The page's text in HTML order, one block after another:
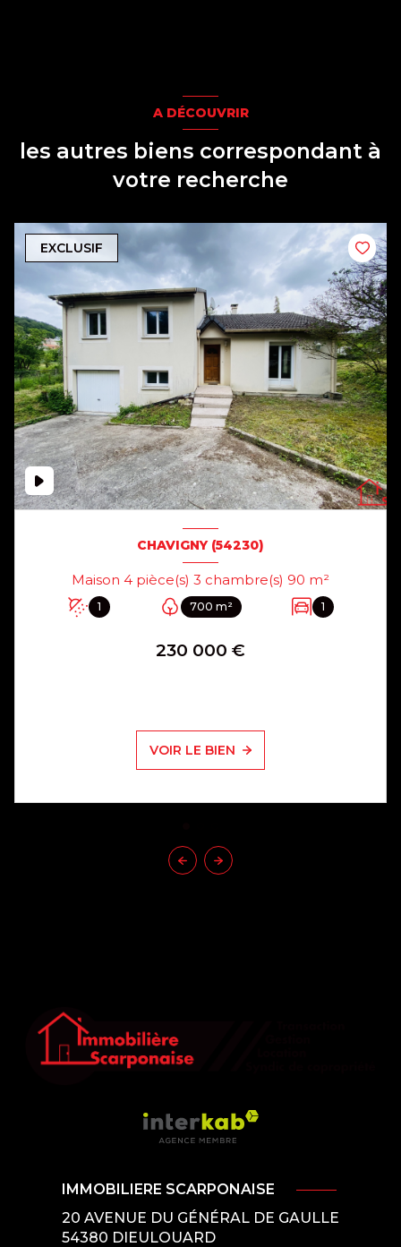
A DÉCOUVRIR
les autres biens correspondant à
votre recherche
EXCLUSIF
CHAVIGNY (54230)
Maison 4 pièce(s) 3 chambre(s) 90 m²
1 700 m² 1
230 000 €
VOIR LE BIEN
IMMOBILIERE SCARPONAISE
20 AVENUE DU GÉNÉRAL DE GAULLE
54380 DIEULOUARD